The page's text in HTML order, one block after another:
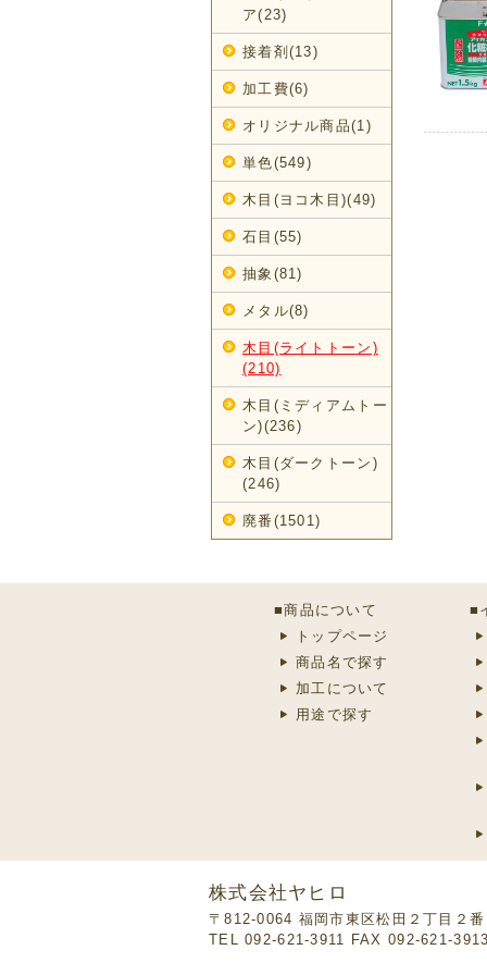
ア(23)
接着剤(13)
加工費(6)
オリジナル商品(1)
単色(549)
木目(ヨコ木目)(49)
石目(55)
抽象(81)
メタル(8)
木目(ライトトーン)
(210)
木目(ミディアムトー
ン)(236)
木目(ダークトーン)
(246)
廃番(1501)
■商品について
トップページ
商品名で探す
加工について
用途で探す
■
株式会社ヤヒロ
〒812-0064 福岡市東区松田２丁目２
TEL 092-621-3911 FAX 092-621-